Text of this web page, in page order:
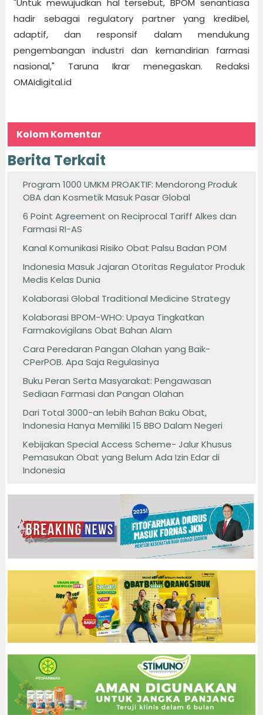
hadir sebagai regulatory partner yang kredibel,
adaptif, dan responsif dalam mendukung
pengembangan industri dan kemandirian farmasi
nasional," Taruna Ikrar menegaskan. Redaksi
OMAIdigital.id
Kolom Komentar
Berita Terkait
Program 1000 UMKM PROAKTIF: Mendorong Produk
OBA dan Kosmetik Masuk Pasar Global
6 Point Agreement on Reciprocal Tariff Alkes dan
Farmasi RI-AS
Kanal Komunikasi Risiko Obat Palsu Badan POM
Indonesia Masuk Jajaran Otoritas Regulator Produk
Medis Kelas Dunia
Kolaborasi Global Traditional Medicine Strategy
Kolaborasi BPOM-WHO: Upaya Tingkatkan
Farmakovigilans Obat Bahan Alam
Cara Peredaran Pangan Olahan yang Baik-
CPerPOB. Apa Saja Regulasinya
Buku Peran Serta Masyarakat: Pengawasan
Sediaan Farmasi dan Pangan Olahan
Dari Total 3000-an lebih Bahan Baku Obat,
Indonesia Hanya Memiliki 15 BBO Dalam Negeri
Kebijakan Special Access Scheme- Jalur Khusus
Pemasukan Obat yang Belum Ada Izin Edar di
Indonesia